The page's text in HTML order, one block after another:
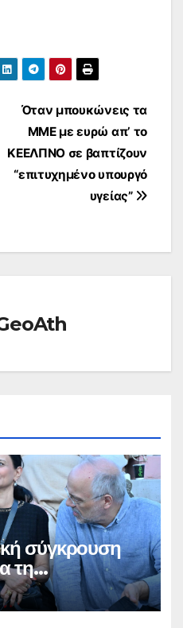
Όταν μπουκώνεις τα
ΜΜΕ με ευρώ απ’ το
ΚΕΕΛΠΝΟ σε βαπτίζουν
“επιτυχημένο υπουργό
υγείας”
σύγκρουση
τη